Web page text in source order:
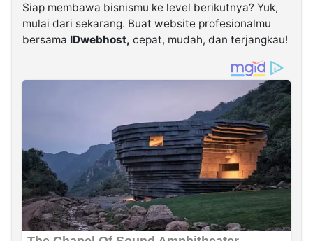
Siap membawa bisnismu ke level berikutnya? Yuk,
mulai dari sekarang. Buat website profesionalmu
bersama IDwebhost, cepat, mudah, dan terjangkau!